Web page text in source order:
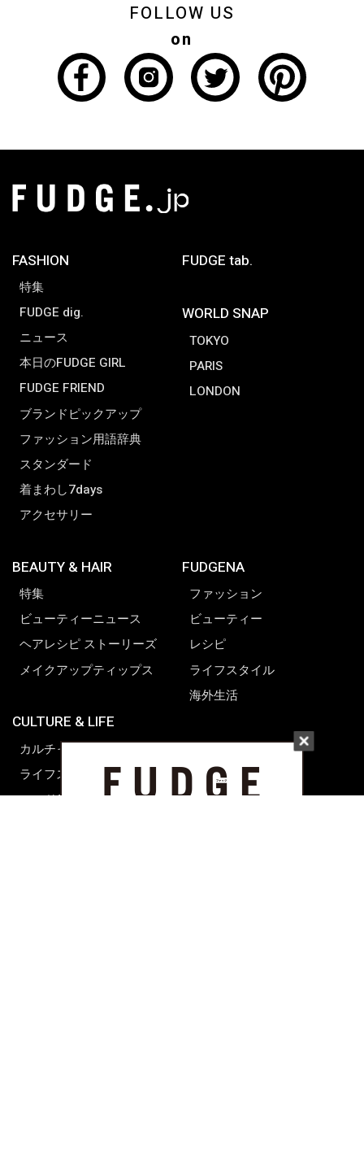
FOLLOW US
on
FASHION
特集
FUDGE dig.
ニュース
本日のFUDGE GIRL
FUDGE FRIEND
ブランドピックアップ
ファッション用語辞典
スタンダード
着まわし7days
アクセサリー
FUDGE tab.
WORLD SNAP
TOKYO
PARIS
LONDON
BEAUTY & HAIR
特集
ビューティーニュース
ヘアレシピ ストーリーズ
メイクアップティップス
CULTURE & LIFE
カルチャー
ライフスタイル
フード&ドリンク
FUDGENA
ファッション
ビューティー
レシピ
ライフスタイル
海外生活